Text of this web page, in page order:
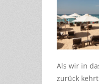
Als wir in
zurück